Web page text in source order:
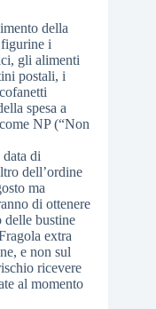
della
figurine i
gli alimenti
postali, i
spesa a
NP (“Non
data di
dell’ordine
ma
di ottenere
bustine
extra
e non sul
ricevere
al momento